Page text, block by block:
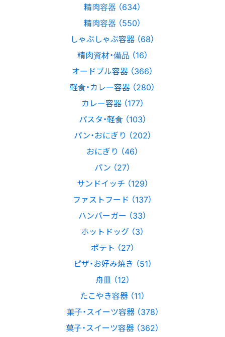
精肉容器 （634）
精肉容器 （550）
しゃぶしゃぶ容器 （68）
精肉資材・備品 （16）
オードブル容器 （366）
軽食・カレー容器 （280）
カレー容器 （177）
パスタ・軽食 （103）
パン・おにぎり （202）
おにぎり （46）
パン （27）
サンドイッチ （129）
ファストフード （137）
ハンバーガー （33）
ホットドッグ （3）
ポテト （27）
ピザ・お好み焼き （51）
舟皿 （12）
たこやき容器 （11）
菓子・スイーツ容器 （378）
菓子・スイーツ容器 （362）